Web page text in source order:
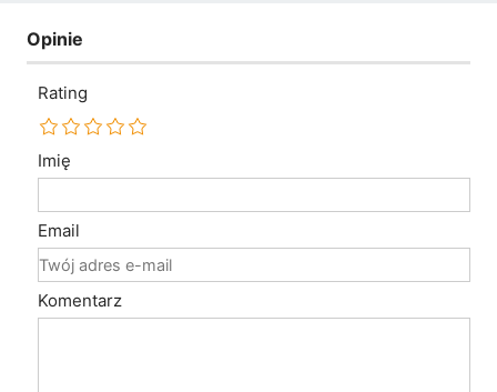
Opinie
Rating
Imię
Email
Komentarz